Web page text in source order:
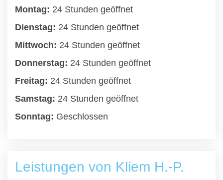
Montag: 24 Stunden geöffnet
Dienstag: 24 Stunden geöffnet
Mittwoch: 24 Stunden geöffnet
Donnerstag: 24 Stunden geöffnet
Freitag: 24 Stunden geöffnet
Samstag: 24 Stunden geöffnet
Sonntag: Geschlossen
Leistungen von Kliem H.-P.